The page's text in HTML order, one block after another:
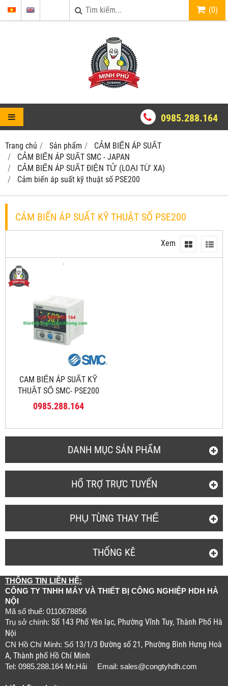
(0)
0985.288.164
Trang chủ Sản phẩm
CẢM BIẾN ÁP SUẤT
CẢM BIẾN ÁP SUẤT SMC - JAPAN
CẢM BIẾN ÁP SUẤT ĐIỆN TỬ (LOẠI TỪ XA)
Cảm biến áp suất kỹ thuật số PSE200
DANH MỤC SẢN PHẨM
HỔ TRỢ TRỰC TUYẾN
PHỤ TÙNG THAY THẾ
THỐNG KÊ
CẢM BIẾN ÁP SUẤT KỸ THUẬT SỐ PSE200
Xem
CAM BIẾN ÁP SUẤT KỸ
THUẬT SỐ SMC- PSE200
0985.288.164
THÔNG TIN LIÊN HỆ:
CÔNG TY TNHH MÁY VÀ THIẾT BỊ CÔNG NGHIỆP HDH HÀ
NỘI
Mã số thuế: 0110678856
Trụ sở chính: Số 143 Phố Yên lạc, Phường Vĩnh Tuy, Thành Phố Hà
Nội
CN Hồ Chí Minh: Số 13/1/3 Đường số 21, Phường Bình Hưng Hoà
A, Thành phố Hồ Chí Minh
Tel: 0985.288.164 Mr.Hải Email: sales@congtyhdh.com